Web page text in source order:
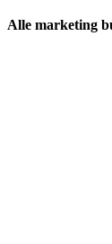
Alle marketing